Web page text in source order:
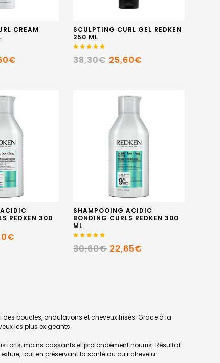
CREAM
SCULPTING CURL GEL REDKEN
250 ML
38,30€ 25,60€
REDKEN 300
SHAMPOOING ACIDIC
BONDING CURLS REDKEN 300
ML
30,60€ 22,65€
boucles, ondulations et cheveux frisés. Grâce à la
les plus exigeants.
forts, moins cassants et profondément nourris. Résultat :
tout en préservant la santé du cuir chevelu.